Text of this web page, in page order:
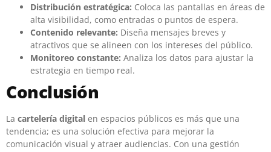
Distribución estratégica: Coloca las pantallas en áreas de
alta visibilidad, como entradas o puntos de espera.
Contenido relevante: Diseña mensajes breves y
atractivos que se alineen con los intereses del público.
Monitoreo constante: Analiza los datos para ajustar la
estrategia en tiempo real.
Conclusión
La cartelería digital en espacios públicos es más que una
tendencia; es una solución efectiva para mejorar la
comunicación visual y atraer audiencias. Con una gestión